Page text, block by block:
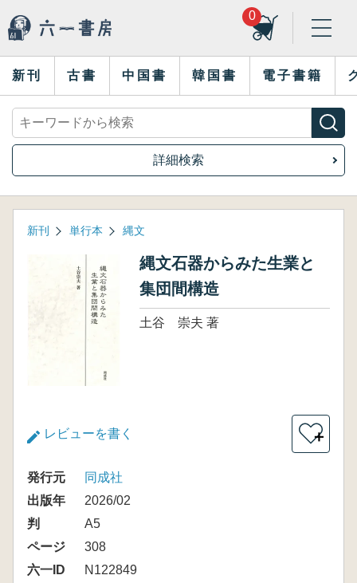
0
新刊 古書 中国書 韓国書 電子書籍
詳細検索
新刊 単行本 縄文
縄文石器からみた生業と
集団間構造
土谷 崇夫 著
レビューを書く ＋
発行元
同成社
出版年
2026/02
判
A5
ページ
308
六一ID
N122849